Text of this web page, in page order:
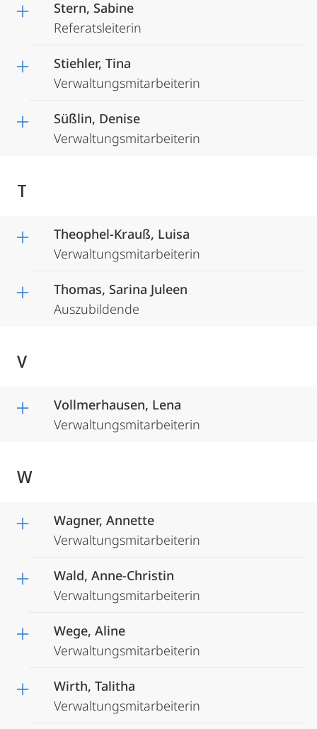
Stern, Sabine
Referatsleiterin
Stiehler, Tina
Verwaltungsmitarbeiterin
Süßlin, Denise
Verwaltungsmitarbeiterin
T
Theophel-Krauß, Luisa
Verwaltungsmitarbeiterin
Thomas, Sarina Juleen
Auszubildende
V
Vollmerhausen, Lena
Verwaltungsmitarbeiterin
W
Wagner, Annette
Verwaltungsmitarbeiterin
Wald, Anne-Christin
Verwaltungsmitarbeiterin
Wege, Aline
Verwaltungsmitarbeiterin
Wirth, Talitha
Verwaltungsmitarbeiterin